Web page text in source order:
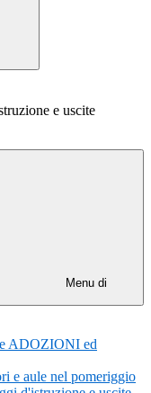
e uscite
Menu di
ADOZIONI ed
e aule nel pomeriggio